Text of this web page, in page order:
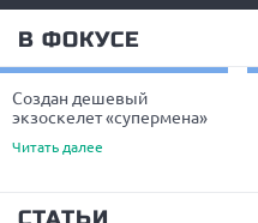
В ФОКУСЕ
Создан дешевый
экзоскелет «супермена»
Читать далее